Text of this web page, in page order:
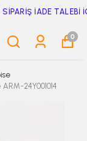
TIKLA
0
ARM-24Y001014